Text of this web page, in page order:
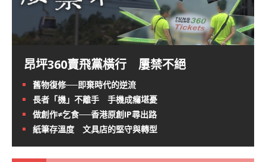
昂坪360賣飛黨橫行 屢禁不絕
舊物復修──即棄時代的逆流
長者「機」不離手 手機成癮堪憂
做創作≠乞食──香港原創IP尋出路
紙筆存溫度 文具店的堅守與轉型